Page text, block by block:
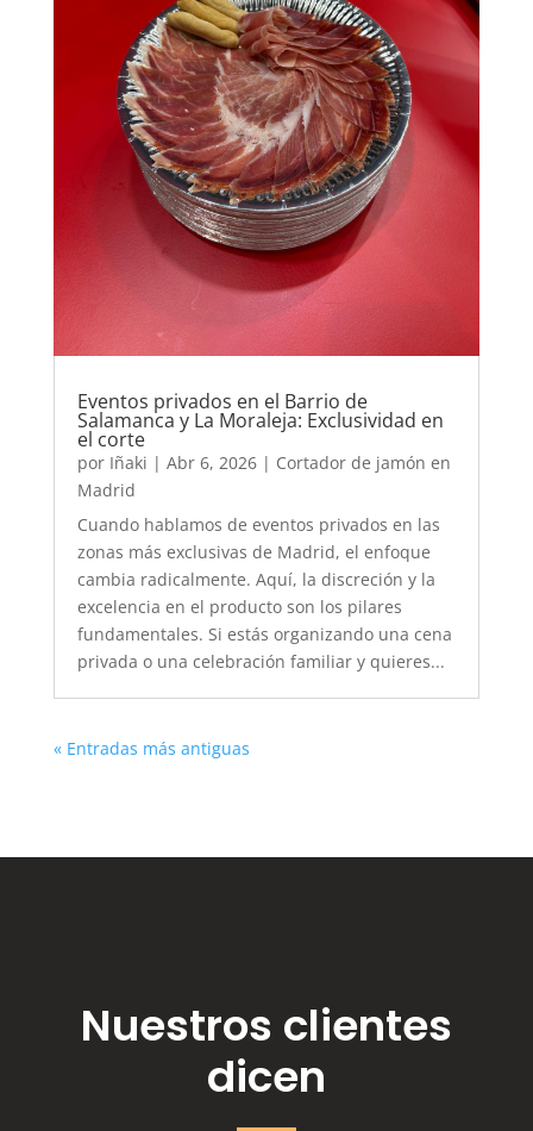
Eventos privados en el Barrio de
Salamanca y La Moraleja: Exclusividad en
el corte
por Iñaki | Abr 6, 2026| Cortador de jamón en
Madrid
Cuando hablamos de eventos privados en las
zonas más exclusivas de Madrid, el enfoque
cambia radicalmente. Aquí, la discreción y la
excelencia en el producto son los pilares
fundamentales. Si estás organizando una cena
privada o una celebración familiar y quieres...
« Entradas más antiguas
Nuestros clientes
dicen